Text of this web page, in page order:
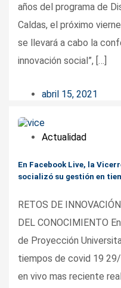
años del programa de
Caldas, el próximo
se llevará a cabo la
innovación social”, […]
abril 15, 2021
Actualidad
En Facebook Live, la
socializó su gestión en
RETOS DE
DEL CONOCIMIENTO
de Proyección
tiempos de covid 19
en vivo mas reciente